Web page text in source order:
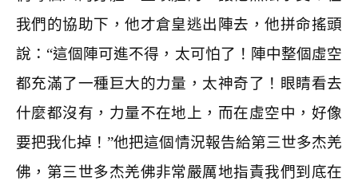
我們的協助下，他才倉皇逃出陣去，他拼命搖頭
說：“這個陣可進不得，太可怕了！陣中整個虛空
都充滿了一種巨大的力量，太神奇了！眼睛看去
什麼都沒有，力量不在地上，而在虛空中，好像
要把我化掉！”他把這個情況報告給第三世多杰羌
佛，第三世多杰羌佛非常嚴厲地指責我們到底在